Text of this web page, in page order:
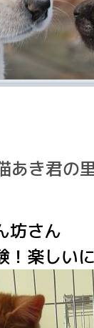
き君の
坊さん
！楽しい